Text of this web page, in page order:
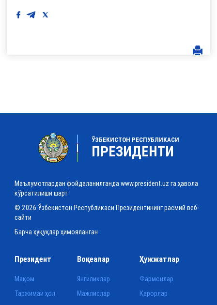
ЎЗБЕКИСТОН РЕСПУБЛИКАСИ
ПРЕЗИДЕНТИ
Маълумотлардан фойдаланилганда www.president.uz га ҳавола
кўрсатилиши шарт
© 2026 Ўзбекистон Республикаси Президентининг расмий веб-
сайти
Барча ҳуқуқлар ҳимояланган
Президент
Мақом
Таржимаи ҳол
Воқеалар
Янгиликлар
Мажлислар
Ҳужжатлар
Фармонлар
Қарорлар